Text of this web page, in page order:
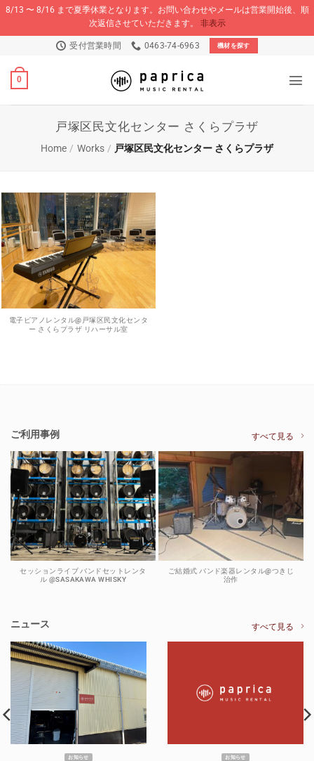
8/13 〜 8/16 まで夏季休業となります。お問い合わせやメールは営業開始後、順
次返信させていただきます。 非表示
content
受付営業時間 0463-74-6963 機材を探す
0
戸塚区民文化センター さくらプラザ
Home / Works / 戸塚区民文化センター さくらプラザ
電子ピアノレンタル@戸塚区民文化センタ
ー さくらプラザ リハーサル室
ご利用事例 すべて見る
セッションライブ バンドセットレンタ
ル @SASAKAWA WHISKY
ご結婚式 バンド楽器レンタル@つきじ
治作
ニュース すべて見る
お知らせ お知らせ